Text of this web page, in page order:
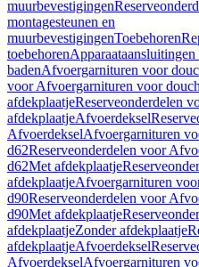
muurbevestigingen
montagesteunen en
muurbevestigingenToebehoren
toebehoren
badenAfvoergarnituren voor
voor Afvoergarnituren voor
afdekplaatjeReserveonderdelen
afdekplaatjeAfvoerdeksel
AfvoerdekselAfvoergarnituren
d62Reserveonderdelen voor
d62Met afdekplaatje
afdekplaatjeAfvoergarnituren
d90Reserveonderdelen voor
d90Met afdekplaatje
afdekplaatjeZonder afdekplaatje
afdekplaatjeAfvoerdeksel
AfvoerdekselAfvoergarnituren